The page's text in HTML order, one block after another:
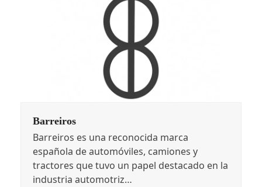
Barreiros
Barreiros es una reconocida marca
española de automóviles, camiones y
tractores que tuvo un papel destacado en la
industria automotriz…